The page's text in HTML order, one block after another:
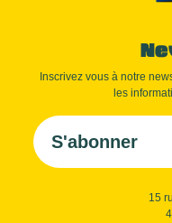
Inscrivez vous à notre
les
S'abonner
15